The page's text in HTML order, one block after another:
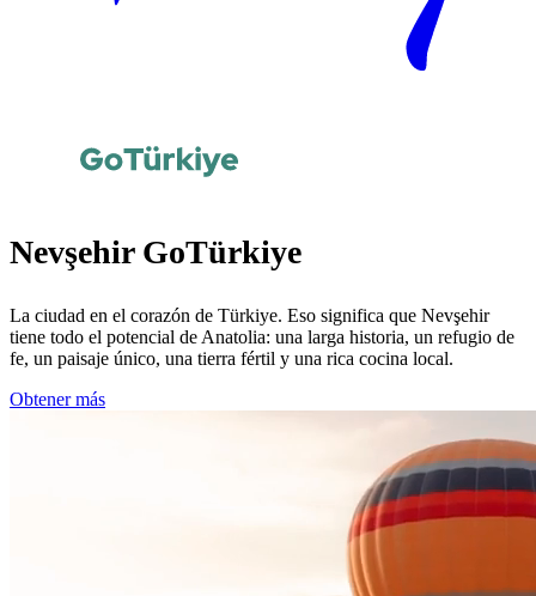
Nevşehir GoTürkiye
La ciudad en el corazón de Türkiye. Eso significa que Nevşehir
tiene todo el potencial de Anatolia: una larga historia, un refugio de
fe, un paisaje único, una tierra fértil y una rica cocina local.
Obtener más